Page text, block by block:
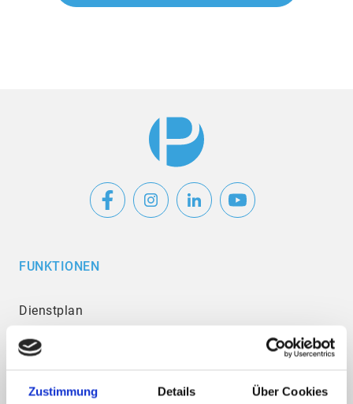
Zustimmung Details Über Cookies
FUNKTIONEN
Dienstplan
KI-Dienstplaner
Zeiterfassung
Urlaubsplan